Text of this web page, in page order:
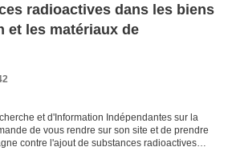
radioactives dans les biens
et les matériaux de
et d'Information Indépendantes sur la
de vous rendre sur son site et de prendre
contre l'ajout de substances radioactives